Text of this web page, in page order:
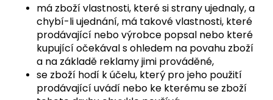
má zboží vlastnosti, které si strany ujednaly, a
chybí-li ujednání, má takové vlastnosti, které
prodávající nebo výrobce popsal nebo které
kupující očekával s ohledem na povahu zboží
a na základě reklamy jimi prováděné,
se zboží hodí k účelu, který pro jeho použití
prodávající uvádí nebo ke kterému se zboží